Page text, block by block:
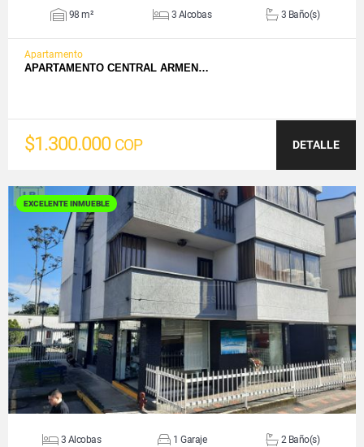
98 m² 3 Alcobas 3 Baño(s)
Apartamento
APARTAMENTO CENTRAL ARMEN…
$1.300.000 COP DETALLE
EXCELENTE INMUEBLE
VER DETALLES
3 Alcobas 1 Garaje 2 Baño(s)